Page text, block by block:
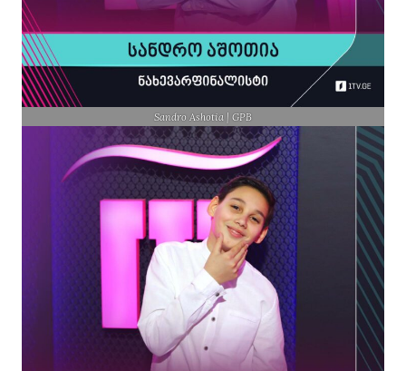
Sandro Ashotia | GPB